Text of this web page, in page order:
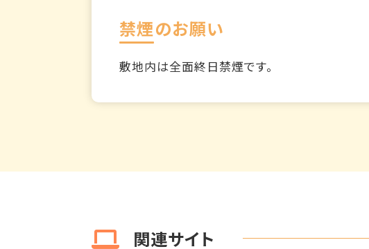
禁煙のお願い
敷地内は全面終日禁煙です。
関連サイト